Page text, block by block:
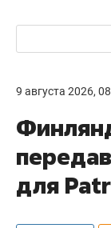
9 августа 2026,
для